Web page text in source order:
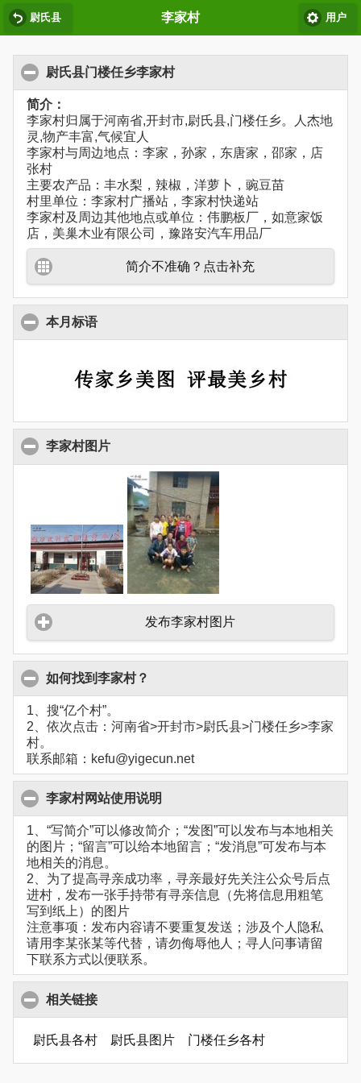
尉氏县 李家村 用户
尉氏县门楼任乡李家村
简介：
李家村归属于河南省,开封市,尉氏县,门楼任乡。人杰地
灵,物产丰富,气候宜人
李家村与周边地点：李家，孙家，东唐家，邵家，店
张村
主要农产品：丰水梨，辣椒，洋萝卜，豌豆苗
村里单位：李家村广播站，李家村快递站
李家村及周边其他地点或单位：伟鹏板厂，如意家饭
店，美巢木业有限公司，豫路安汽车用品厂
简介不准确？点击补充
本月标语
李家村图片
发布李家村图片
如何找到李家村？
1、搜“亿个村”。
2、依次点击：河南省>开封市>尉氏县>门楼任乡>李家
村。
联系邮箱：kefu@yigecun.net
李家村网站使用说明
1、“写简介”可以修改简介；“发图”可以发布与本地相关
的图片；“留言”可以给本地留言；“发消息”可发布与本
地相关的消息。
2、为了提高寻亲成功率，寻亲最好先关注公众号后点
进村，发布一张手持带有寻亲信息（先将信息用粗笔
写到纸上）的图片
注意事项：发布内容请不要重复发送；涉及个人隐私
请用李某张某等代替，请勿侮辱他人；寻人问事请留
下联系方式以便联系。
相关链接
尉氏县各村 尉氏县图片 门楼任乡各村